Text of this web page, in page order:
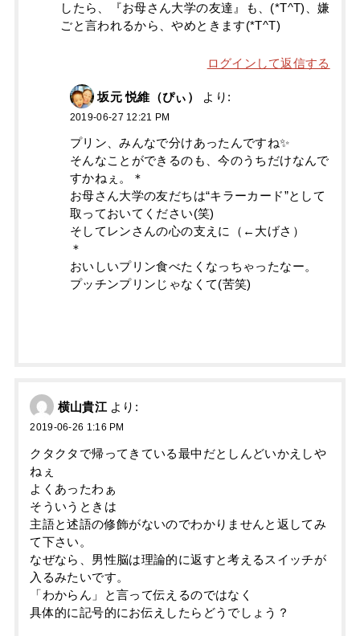
したら、『お母さん大学の友達』も、(*T^T)、嫌
ごと言われるから、やめときます(*T^T)
ログインして返信する
坂元 悦維（ぴぃ） より:
2019-06-27 12:21 PM
プリン、みんなで分けあったんですね✨
そんなことができるのも、今のうちだけなんで
すかねぇ。＊
お母さん大学の友だちは“キラーカード”として
取っておいてください(笑)
そしてレンさんの心の支えに（←大げさ）
＊
おいしいプリン食べたくなっちゃったなー。
プッチンプリンじゃなくて(苦笑)
横山貴江 より:
2019-06-26 1:16 PM
クタクタで帰ってきている最中だとしんどいかえしや
ねぇ
よくあったわぁ
そういうときは
主語と述語の修飾がないのでわかりませんと返してみ
て下さい。
なぜなら、男性脳は理論的に返すと考えるスイッチが
入るみたいです。
「わからん」と言って伝えるのではなく
具体的に記号的にお伝えしたらどうでしょう？